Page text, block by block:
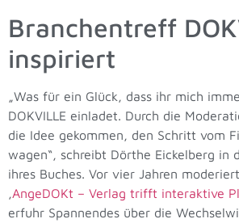
Branchentreff
inspiriert
„Was für ein Glück, dass ihr mich
DOKVILLE einladet. Durch die
die Idee gekommen, den Schritt vom
wagen“, schreibt Dörthe Eickelberg in
ihres Buches. Vor vier Jahren
‚AngeDOKt – Verlag trifft interaktive
erfuhr Spannendes über die